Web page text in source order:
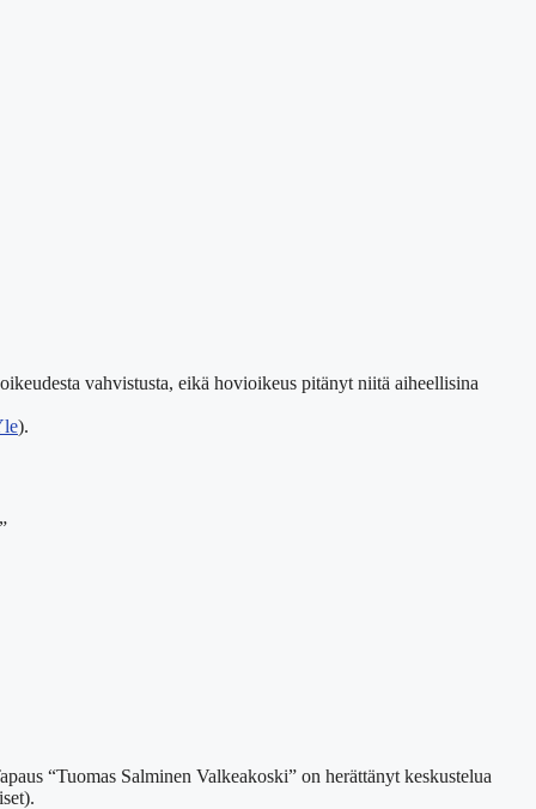
vahvistusta, eikä hovioikeus pitänyt niitä aiheellisina
).
“Tuomas Salminen Valkeakoski” on herättänyt keskustelua